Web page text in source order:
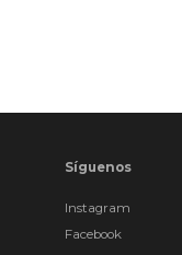
Síguenos
Instagram
Facebook